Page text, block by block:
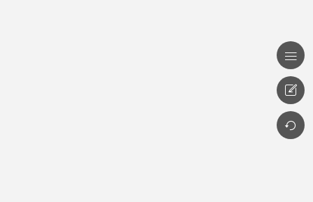


